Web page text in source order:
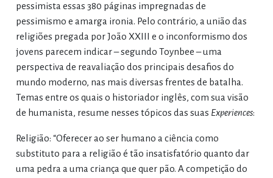
pessimista essas 380 páginas impregnadas de
pessimismo e amarga ironia. Pelo contrário, a união das
religiões pregada por João XXIII e o inconformismo dos
jovens parecem indicar – segundo Toynbee – uma
perspectiva de reavaliação dos principais desafios do
mundo moderno, nas mais diversas frentes de batalha.
Temas entre os quais o historiador inglês, com sua visão
de humanista, resume nesses tópicos das suas Experiences:
Religião: “Oferecer ao ser humano a ciência como
substituto para a religião é tão insatisfatório quanto dar
uma pedra a uma criança que quer pão. A competição do